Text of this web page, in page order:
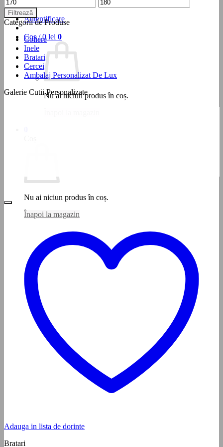
Autentificare
Coș /0lei 0
Nu ai niciun produs în coș.
Nu ai niciun produs în coș.
Înapoi la magazin
minim
maxim
Filtrează
Categorii de Produse
Coliere
Inele
Bratari
Cercei
Ambalaj Personalizat De Lux
Galerie Cutii Personalizate
Adauga in lista de dorinte
Bratari